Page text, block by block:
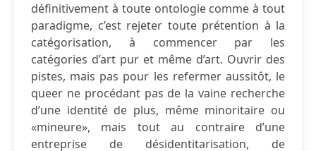
définitivement à toute ontologie comme à tout
paradigme, c’est rejeter toute prétention à la
catégorisation, à commencer par les
catégories d’art pur et même d’art. Ouvrir des
pistes, mais pas pour les refermer aussitôt, le
queer ne procédant pas de la vaine recherche
d’une identité de plus, même minoritaire ou
«mineure», mais tout au contraire d’une
entreprise de désidentitarisation, de